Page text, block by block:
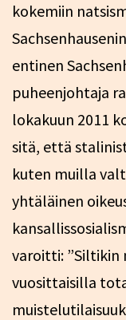
kokemiin
entinen
puheenjohtaja
lokakuun 2011
sitä, että
kuten muilla
yhtäläinen
varoitti: ”Siltikin
vuosittaisilla